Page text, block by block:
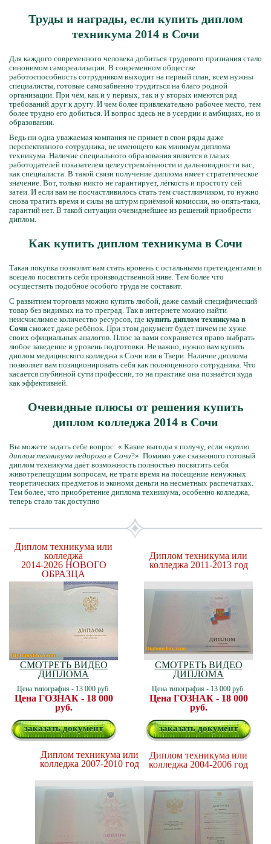
Труды и награды, если купить диплом
техникума 2014 в Сочи
Для каждого современного человека добиться трудового признания стало
синонимом самореализации. В современном обществе
работоспособность сотрудником выходит на первый план, всем нужны
специалисты, готовые самозабвенно трудиться на благо родной
организации. При чём, как и у первых, так и у вторых имеются ряд
требований друг к другу. И чем более привлекательно рабочее место, тем
более трудно его добиться. И вопрос здесь не в усердии и амбициях, но и
образовании.
Ведь ни одна уважаемая компания не примет в свои ряды даже
перспективного сотрудника, не имеющего как минимум диплома
техникума. Наличие специального образования является в глазах
работодателей показателем целеустремлённости и дальновидности вас,
как специалиста. В такой связи получение диплома имеет стратегическое
значение. Вот, только никто не гарантирует, лёгкость и простоту сей
затеи. И если вам не посчастливилось стать тем счастливчиком, то нужно
снова тратить время и силы на штурм приёмной комиссии, но опять-таки,
гарантий нет. В такой ситуации очевиднейшее из решений приобрести
диплом.
Как купить диплом техникума в Сочи
Такая покупка позволит вам стать вровень с остальными претендентами и
всецело посвятить себя производственной ниве. Тем более что
осуществить подобное особого труда не составит.
С развитием торговли можно купить любой, даже самый специфический
товар без видимых на то преград. Так в интернете можно найти
неисчислимое количество ресурсов, где купить диплом техникума в
Сочи сможет даже ребёнок. При этом документ будет ничем не хуже
своих официальных аналогов. Плюс за вами сохраняется право выбрать
любое заведение и уровень подготовки. Не важно, нужно вам купить
диплом медицинского колледжа в Сочи или в Твери. Наличие диплома
позволяет вам позиционировать себя как полноценного сотрудника. Что
касается глубинной сути профессии, то на практике она познаётся куда
как эффективней.
Очевидные плюсы от решения купить
диплом колледжа 2014 в Сочи
Вы можете задать себе вопрос: « Какие выгоды я получу, если «куплю
диплом техникума недорого в Сочи?». Помимо уже сказанного готовый
диплом техникума даёт возможность полностью посвятить себя
животрепещущим вопросам, не тратя время на посещение ненужных
теоретических предметов и экономя деньги на несметных распечатках.
Тем более, что приобретение диплома техникума, особенно колледжа,
теперь стало так доступно
Диплом техникума или
колледжа
2014-2026 НОВОГО
ОБРАЗЦА
СМОТРЕТЬ ВИДЕО
ДИПЛОМА
Цена типография - 13 000 руб.
Цена ГОЗНАК - 18 000
руб.
заказать документ
Диплом техникума или
колледжа 2011-2013 год
СМОТРЕТЬ ВИДЕО
ДИПЛОМА
Цена типография - 13 000 руб.
Цена ГОЗНАК - 18 000
руб.
заказать документ
Диплом техникума или
колледжа 2007-2010 год
Диплом техникума или
колледжа 2004-2006 год